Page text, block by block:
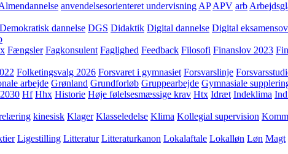
anvendelsesorienteret undervisning AP APV arb
Demokratisk dannelse DGS Didaktik Digital dannelse Digital
Fængsler Fagkonsulent Faglighed Feedback Filosofi Finanslov 2023
Folketingsvalg 2026 Forsvaret i gymnasiet Forsvarslinje
arbejde Grønland Grundforløb Gruppearbejde Gymnasiale
Hf Hhx Historie Høje følelsesmæssige krav Htx Idræt Indeklima
kinesisk Klager Klasseledelse Klima Kollegial supervision
Ligestilling Litteratur Litteraturkanon Lokalaftale Lokalløn Løn Magt